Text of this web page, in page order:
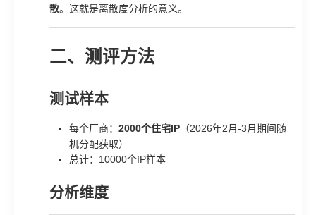
散。这就是离散度分析的意义。
二、测评方法
测试样本
每个厂商： 2000个住宅IP （2026年2月-3月期间随
机分配获取）
总计：10000个IP样本
分析维度